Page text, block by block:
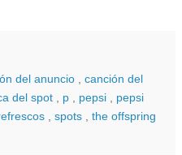
del anuncio
canción del
del spot p pepsi
pepsi
spots the offspring